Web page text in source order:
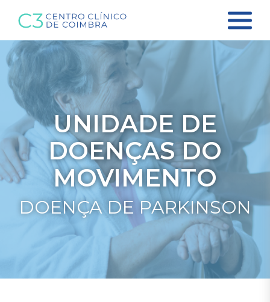
UNIDADE DE
DOENÇAS DO
MOVIMENTO
DOENÇA DE PARKINSON